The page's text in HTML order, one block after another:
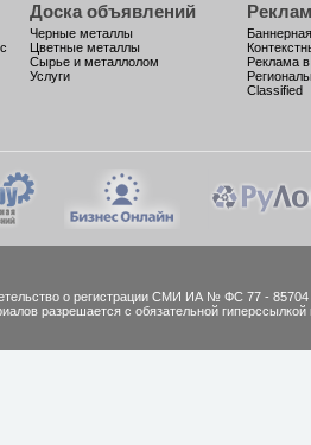
Доска объявлений
Черные металлы
Цветные металлы
Сырье и металлолом
Услуги
Реклама
Classified
о регистрации СМИ ИА № ФС 77 - 85704
разрешается с обязательной гиперссылкой